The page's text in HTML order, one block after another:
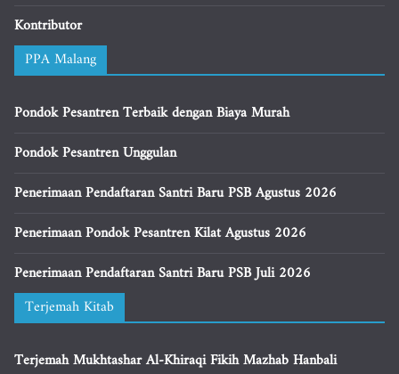
Kontributor
PPA Malang
Pondok Pesantren Terbaik dengan Biaya Murah
Pondok Pesantren Unggulan
Penerimaan Pendaftaran Santri Baru PSB Agustus 2026
Penerimaan Pondok Pesantren Kilat Agustus 2026
Penerimaan Pendaftaran Santri Baru PSB Juli 2026
Terjemah Kitab
Terjemah Mukhtashar Al-Khiraqi Fikih Mazhab Hanbali